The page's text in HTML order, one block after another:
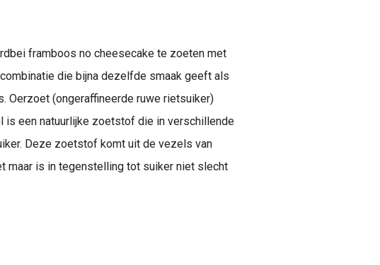
framboos no cheesecake te zoeten met
die bijna dezelfde smaak geeft als
Oerzoet (ongeraffineerde ruwe rietsuiker)
is een natuurlijke zoetstof die in verschillende
Deze zoetstof komt uit de vezels van
maar is in tegenstelling tot suiker niet slecht